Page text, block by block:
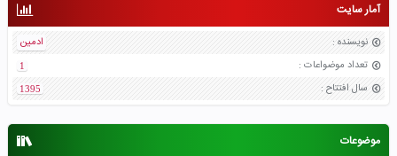
آمار سایت
نویسنده :
ادمین
تعداد موضواعات :
1
سال افتتاح :
1395
موضوعات